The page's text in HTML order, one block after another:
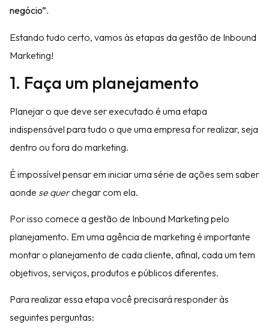
negócio”.
Estando tudo certo, vamos às etapas da gestão de Inbound
Marketing!
1. Faça um planejamento
Planejar o que deve ser executado é uma etapa
indispensável para tudo o que uma empresa for realizar, seja
dentro ou fora do marketing.
É impossível pensar em iniciar uma série de ações sem saber
aonde se querchegar com ela.
Por isso comece a gestão de Inbound Marketing pelo
planejamento. Em uma agência de marketing é importante
montar o planejamento de cada cliente, afinal, cada um tem
objetivos, serviços, produtos e públicos diferentes.
Para realizar essa etapa você precisará responder às
seguintes perguntas: